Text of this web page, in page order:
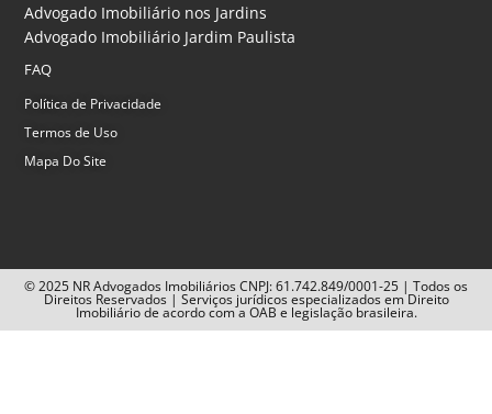
Advogado Imobiliário nos Jardins
Advogado Imobiliário Jardim Paulista
FAQ
Política de Privacidade
Termos de Uso
Mapa Do Site
© 2025 NR Advogados Imobiliários CNPJ: 61.742.849/0001-25 | Todos os
Direitos Reservados | Serviços jurídicos especializados em Direito
Imobiliário de acordo com a OAB e legislação brasileira.